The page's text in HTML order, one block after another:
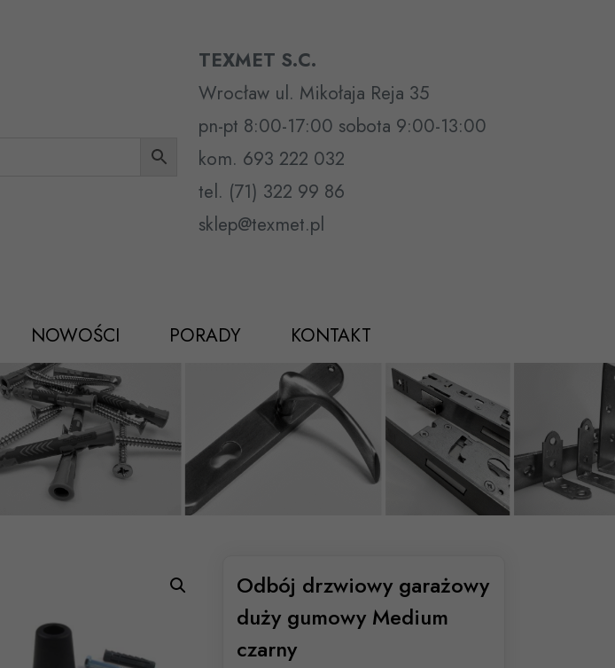
TEXMET S.C.
Wrocław ul. Mikołaja Reja 35
pn-pt 8:00-17:00 sobota 9:00-13:00
kom. 693 222 032
tel. (71) 322 99 86
sklep@texmet.pl
NOWOŚCI PORADY KONTAKT
Odbój drzwiowy garażowy
duży gumowy Medium
czarny